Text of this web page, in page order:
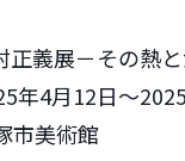
正義展－その熱
年4月12日〜
市美術館